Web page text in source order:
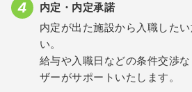
内定・内定承諾
内定が出た施設から入職した
い。
給与や入職日などの条件交渉
ザーがサポートいたします。